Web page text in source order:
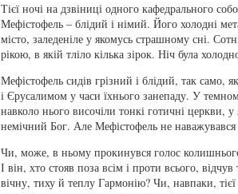
Тієї ночі на дзвіниці одного кафедрального
Мефістофель – блідий і німий. Його холодні
місто, заледеніле у якомусь страшному сні.
рікою, в якій тліло кілька зірок. Ніч була
Мефістофель сидів грізний і блідий, так само,
і Єрусалимом у часи їхнього занепаду. У
навколо нього височіли тонкі готичні церкви,
немічний Бог. Але Мефістофель не
Чи, може, в ньому прокинувся голос
І він, хто стояв поза всім і проти всього,
вічну, тиху й теплу Гармонію? Чи, навпаки,